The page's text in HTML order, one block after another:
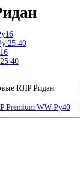
25-40
40
Premium WW Ру40